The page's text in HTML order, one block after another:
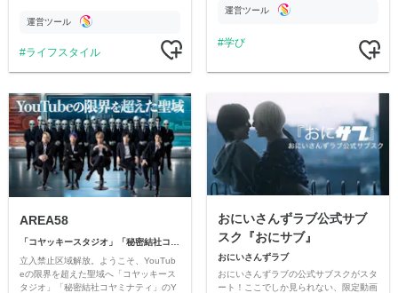
ただいています。
運営ツール
ライフスタイル
す運営ツール
学び
AREA58
立入禁止区域解放。ようこそ、YouTub
eの限界を超えた聖域へ「コヤッキース
タジオ」「秘密結社コヤミナティ」のY
おにいさんずラブ公式サブ
スク『おにサブ』
おにいさんずラブ
おにいさんずラブの公式サブスクがスタ
ート！ここでしか見られない、限定動画